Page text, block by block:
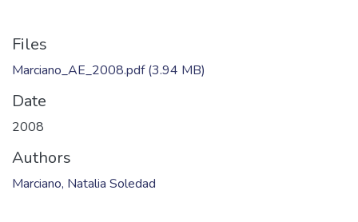
Files
Marciano_AE_2008.pdf(3.94 MB)
Date
2008
Authors
Marciano, Natalia Soledad